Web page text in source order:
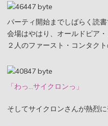
パーティ開始までしばらく読書
会場はやはり、オールドピア・
２人のファースト・コンタクト
「わっ…サイクロンっ」
そしてサイクロンさんが熱烈に